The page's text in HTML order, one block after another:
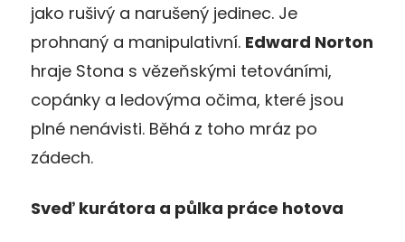
jako rušivý a narušený jedinec. Je
prohnaný a manipulativní. Edward Norton
hraje Stona s vězeňskými tetováními,
copánky a ledovýma očima, které jsou
plné nenávisti. Běhá z toho mráz po
zádech.
Sveď kurátora a půlka práce hotova